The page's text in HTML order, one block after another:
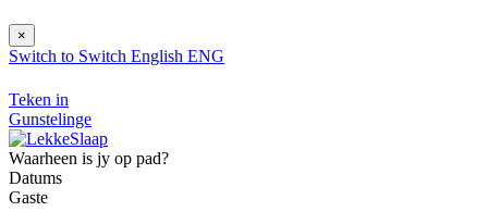
×
Switch to Switch English ENG
Teken in
Gunstelinge
Waarheen is jy op pad?
Datums
Gaste